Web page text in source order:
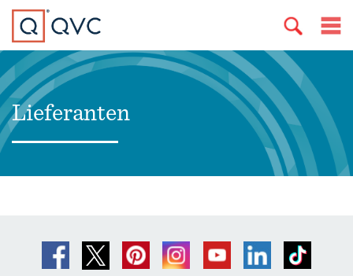
Lieferanten